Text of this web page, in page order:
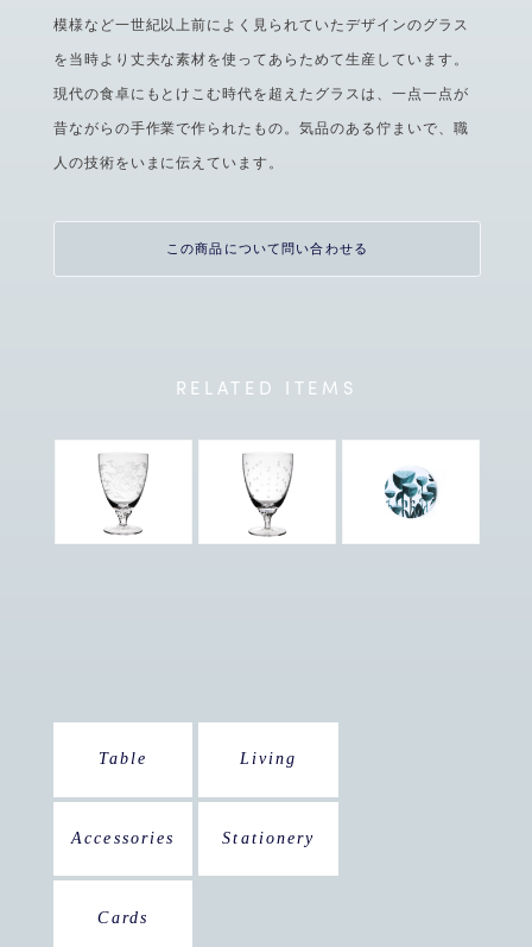
模様など一世紀以上前によく見られていたデザインのグラス
を当時より丈夫な素材を使ってあらためて生産しています。
現代の食卓にもとけこむ時代を超えたグラスは、一点一点が
昔ながらの手作業で作られたもの。気品のある佇まいで、職
人の技術をいまに伝えています。
この商品について問い合わせる
RELATED ITEMS
Table Living
Accessories Stationery
Cards